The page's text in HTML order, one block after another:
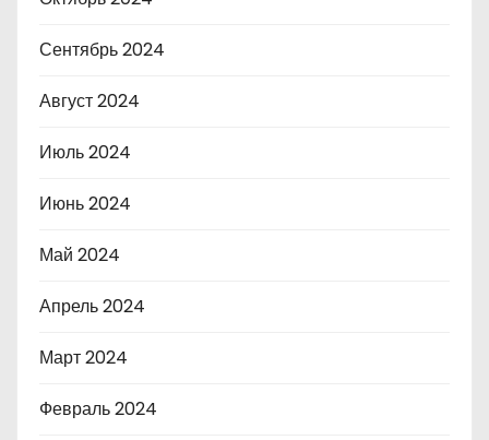
Сентябрь 2024
Август 2024
Июль 2024
Июнь 2024
Май 2024
Апрель 2024
Март 2024
Февраль 2024